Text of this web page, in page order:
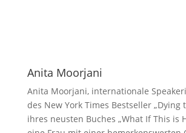
Anita Moorjani
Anita Moorjani, internationale
des New York Times Bestseller „Dying
ihres neusten Buches „What If This is